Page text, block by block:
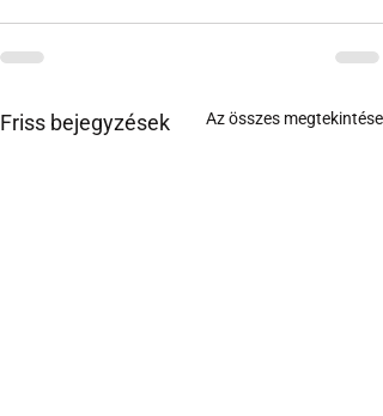
Friss bejegyzések Az összes megtekintése